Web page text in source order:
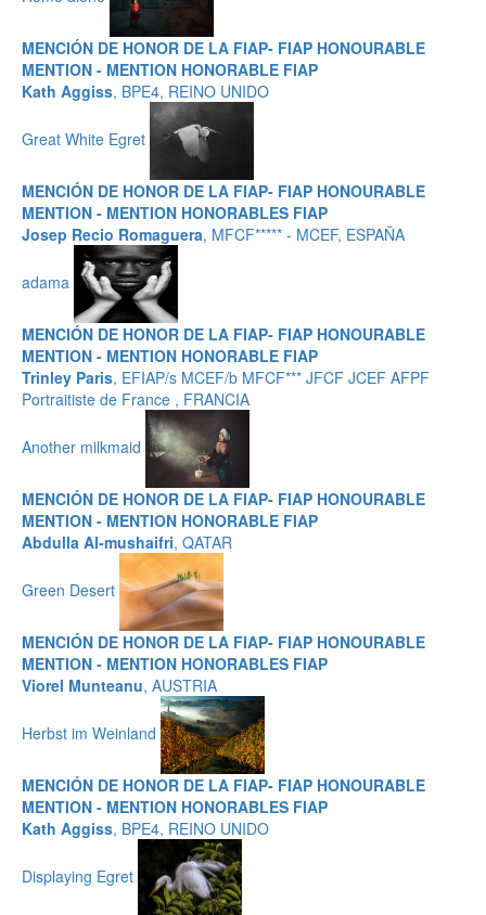
MENCIÓN DE HONOR DE LA FIAP- FIAP HONOURABLE
MENTION - MENTION HONORABLE FIAP
Kath Aggiss, BPE4, REINO UNIDO
Great White Egret
MENCIÓN DE HONOR DE LA FIAP- FIAP HONOURABLE
MENTION - MENTION HONORABLES FIAP
Josep Recio Romaguera, MFCF***** - MCEF, ESPAÑA
adama
MENCIÓN DE HONOR DE LA FIAP- FIAP HONOURABLE
MENTION - MENTION HONORABLE FIAP
Trinley Paris, EFIAP/s MCEF/b MFCF*** JFCF JCEF AFPF
Portraitiste de France , FRANCIA
Another milkmaid
MENCIÓN DE HONOR DE LA FIAP- FIAP HONOURABLE
MENTION - MENTION HONORABLE FIAP
Abdulla Al-mushaifri, QATAR
Green Desert
MENCIÓN DE HONOR DE LA FIAP- FIAP HONOURABLE
MENTION - MENTION HONORABLES FIAP
Viorel Munteanu, AUSTRIA
Herbst im Weinland
MENCIÓN DE HONOR DE LA FIAP- FIAP HONOURABLE
MENTION - MENTION HONORABLES FIAP
Kath Aggiss, BPE4, REINO UNIDO
Displaying Egret